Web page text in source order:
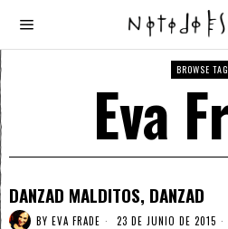
BROWSE TAG
Eva
DANZAD MALDITOS, DANZAD
BY EVA FRADE 23 DE JUNIO DE 2015